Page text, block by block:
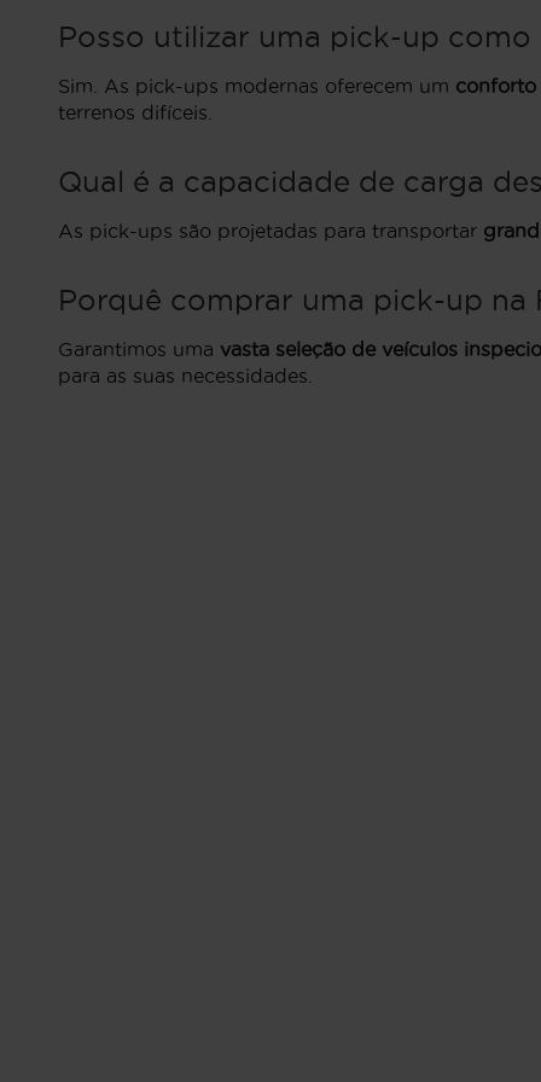
Posso utilizar uma pick-up como
Sim. As pick-ups modernas oferecem um conforto
terrenos difíceis.
Qual é a capacidade de carga
As pick-ups são projetadas para transportar
Porquê comprar uma pick-up na
Garantimos uma vasta seleção de veículos
para as suas necessidades.